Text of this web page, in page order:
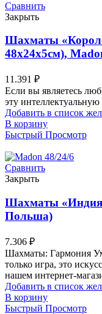
Сравнить
Закрыть
Шахматы
48х24х5см),
11.391 ₽
Если вы являетесь
эту
Добавить в список
В корзину
Быстрый Просмотр
Сравнить
Закрыть
Шахматы
Польша)
7.306 ₽
Шахматы: Гармония
только игра, это
нашем интернет-
Добавить в список
В корзину
Быстрый Просмотр